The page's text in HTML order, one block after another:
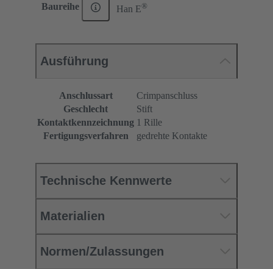
Baureihe Han E®
Ausführung
Anschlussart
Crimpanschluss
Geschlecht
Stift
Kontaktkennzeichnung 1 Rille
Fertigungsverfahren
gedrehte Kontakte
Technische Kennwerte
Materialien
Normen/Zulassungen